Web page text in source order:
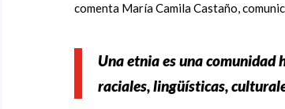
comenta María Camila Castaño,
Una etnia es una
raciales, lingüísticas,